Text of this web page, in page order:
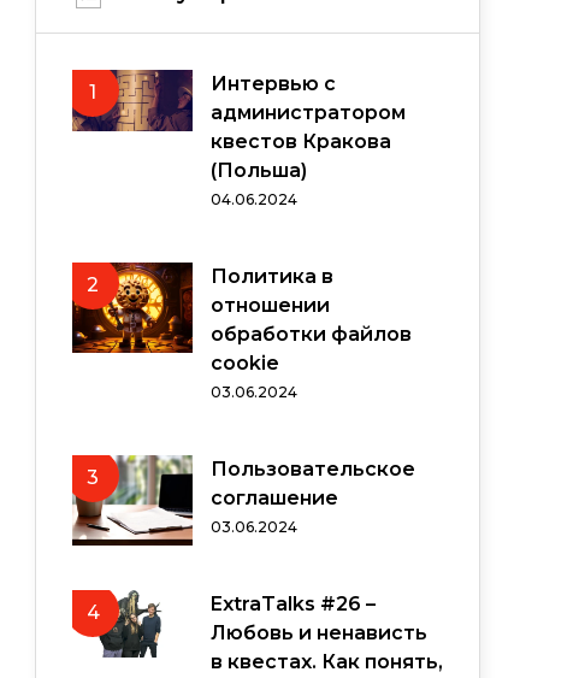
1
Интервью с
администратором
квестов Кракова
(Польша)
04.06.2024
2
Политика в
отношении
обработки файлов
cookie
03.06.2024
3
Пользовательское
соглашение
03.06.2024
4
ExtraTalks #26 –
Любовь и ненависть
в квестах. Как понять,